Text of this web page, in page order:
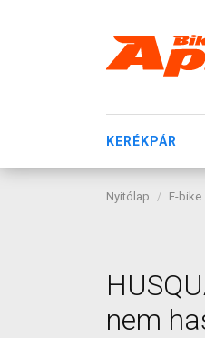
KERÉKPÁR
Nyitólap E-bike
nem